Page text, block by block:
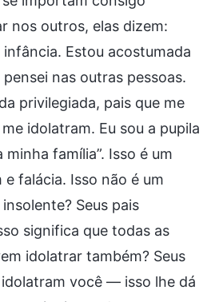
nos outros, elas dizem:
infância. Estou acostumada
nas outras pessoas.
privilegiada, pais que me
idolatram. Eu sou a pupila
família”. Isso é um
falácia. Isso não é um
Seus pais
significa que todas as
idolatrar também? Seus
você — isso lhe dá